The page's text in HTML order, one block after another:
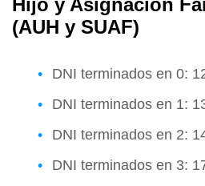
(AUH y SUAF)
DNI terminados en 0:
DNI terminados en 1:
DNI terminados en 2:
DNI terminados en 3: